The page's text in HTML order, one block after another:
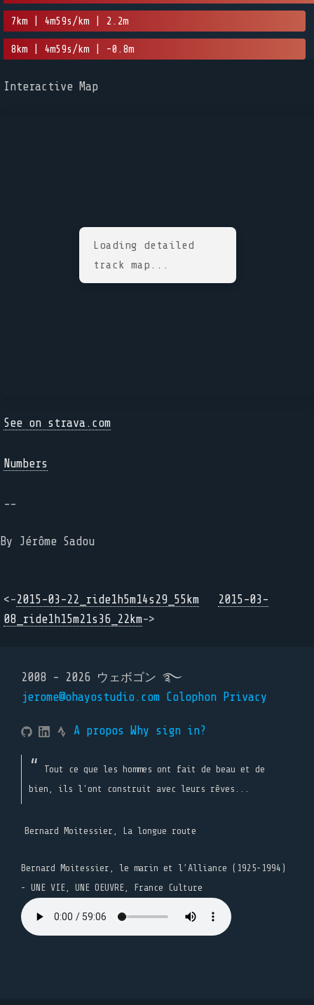
7km | 4m59s/km | 2.2m
8km | 4m59s/km | -0.8m
Interactive Map
Loading detailed
track map...
See on strava.com
Numbers
--
By Jérôme Sadou
<-2015-03-22_ride1h5m14s29_55km
2015-03-
08_ride1h15m21s36_22km->
2008 - 2026 ウェボゴン ࿐
jerome@ohayostudio.com Colophon Privacy
A propos Why sign in?
Tout ce que les hommes ont fait de beau et de
bien, ils l'ont construit avec leurs rêves...
Bernard Moitessier, La longue route
Bernard Moitessier, le marin et l’Alliance (1925-1994)
- UNE VIE, UNE OEUVRE, France Culture